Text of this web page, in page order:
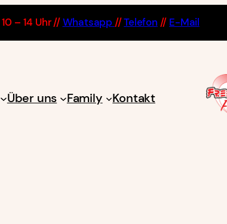
– 14 Uhr //Whatsapp //Telefon // E-Mail
Über uns Family Kontakt